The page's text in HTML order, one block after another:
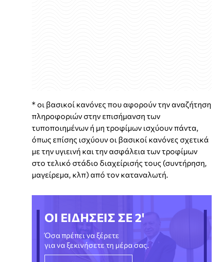
* οι βασικοί κανόνες που αφορούν την αναζήτηση
πληροφοριών στην επισήμανση των
τυποποιημένων ή μη τροφίμων ισχύουν πάντα,
όπως επίσης ισχύουν οι βασικοί κανόνες σχετικά
με την υγιεινή και την ασφάλεια των τροφίμων
στο τελικό στάδιο διαχείρισής τους (συντήρηση,
μαγείρεμα, κλπ) από τον καταναλωτή.
ΟΙ ΕΙΔΗΣΕΙΣ ΣΕ 2'
Όσα πρέπει να ξέρετε
για να ξεκινήσετε τη μέρα σας.